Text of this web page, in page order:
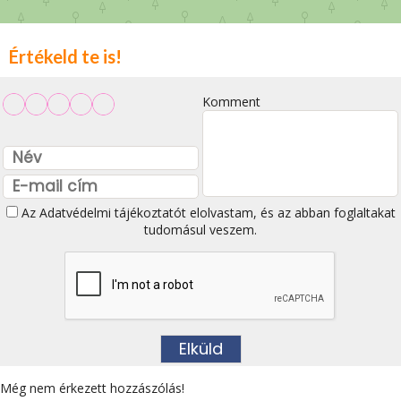
Értékeld te is!
Komment
Az Adatvédelmi tájékoztatótelolvastam, és az abban foglaltakat
tudomásul veszem.
Még nem érkezett hozzászólás!